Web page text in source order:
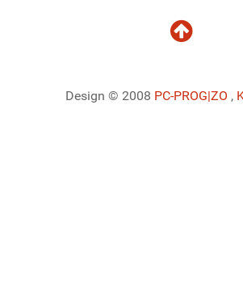
Design © 2008 PC-PROG|ZO ,